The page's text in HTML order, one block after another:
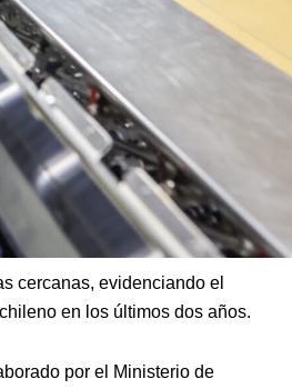
cercanas, evidenciando el
en los últimos dos años.
por el Ministerio de